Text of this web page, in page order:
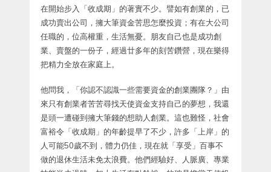
在開始步入「收成期」的著實不少。譬如有創業的，已
成功賣出公司，擁大筆資金苦思怎麼投資；有在大公司
任職的，位高權重，生活無憂。朋友自己也是成功創
業、賣盤的一份子，經過廿多年的刻苦鑽營，現在樂得
把精力全放在家庭上。
他問我，「你認不認識一些需要資金的創業團隊？」由
來只有創業者苦苦尋找天使資金支持自己的夢想，我還
是頭一遭碰到擁大筆錢的想助人創業。這也難怪，社會
富裕令「收成期」的年齡提早了不少，許多「上岸」的
人可能50歲不到，體力仍佳，現在就「享受」百事不
做的退休生活未免太浪費。他們經驗好、人脈廣、專業